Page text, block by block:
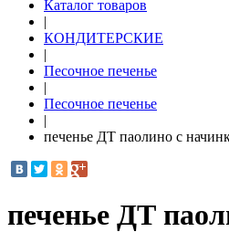
Каталог товаров
|
КОНДИТЕРСКИЕ
|
Песочное печенье
|
Песочное печенье
|
печенье ДТ паолино с
печенье ДТ